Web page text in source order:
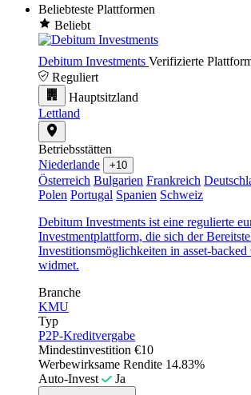
Beliebteste Plattformen
Beliebt
Debitum Investments Verifizierte
Reguliert
Hauptsitzland
Lettland
Betriebsstätten
Niederlande
+10
Österreich Bulgarien Frankreich
Polen Portugal Spanien Schweiz
Debitum Investments ist eine regulierte
Investmentplattform, die sich der
Investitionsmöglichkeiten in asset-backed
widmet.
Branche
KMU
Typ
P2P-Kreditvergabe
Mindestinvestition €10
Werbewirksame Rendite 14.83%
Auto-Invest
Ja